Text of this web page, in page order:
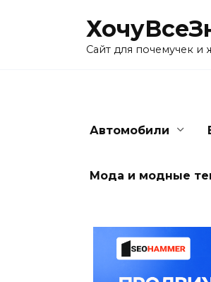
Сайт для почемучек и
Автомобили
Мода и модные